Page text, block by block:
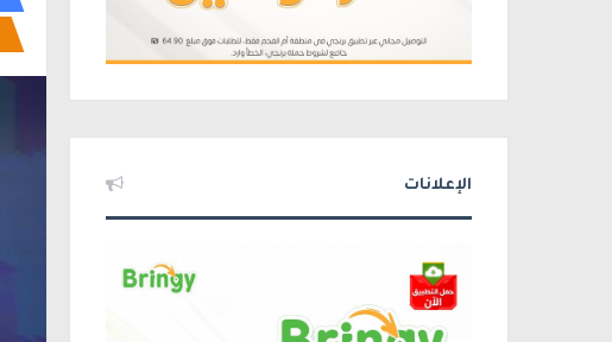
الإعلانات